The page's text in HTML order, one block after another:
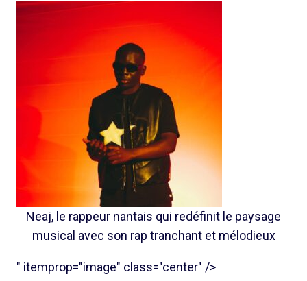
Neaj, le rappeur nantais qui redéfinit le paysage
musical avec son rap tranchant et mélodieux
" itemprop="image" class="center" />